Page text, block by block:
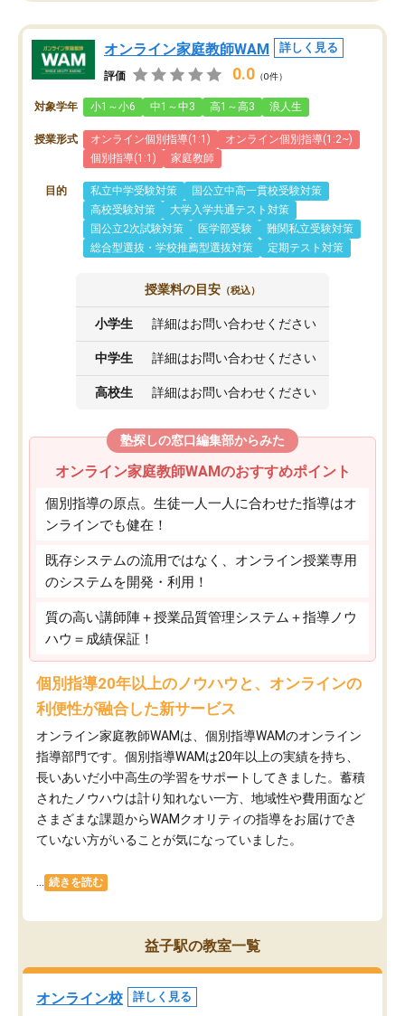
オンライン家庭教師WAM 詳しく見る
評価 0.0 （0件）
対象学年 小1～小6 中1～中3 高1～高3 浪人生
授業形式 オンライン個別指導(1:1)
オンライン個別指導(1:2~)
個別指導(1:1)
家庭教師
目的 私立中学受験対策
国公立中高一貫校受験対策
高校受験対策
大学入学共通テスト対策
国公立2次試験対策
医学部受験
難関私立受験対策
総合型選抜・学校推薦型選抜対策
定期テスト対策
授業料の目安 （税込）
小学生 詳細はお問い合わせください
中学生 詳細はお問い合わせください
高校生 詳細はお問い合わせください
塾探しの窓口編集部からみた
オンライン家庭教師WAMのおすすめポイント
個別指導の原点。生徒一人一人に合わせた指導はオ
ンラインでも健在！
既存システムの流用ではなく、オンライン授業専用
のシステムを開発・利用！
質の高い講師陣＋授業品質管理システム＋指導ノウ
ハウ＝成績保証！
個別指導20年以上のノウハウと、オンラインの
利便性が融合した新サービス
オンライン家庭教師WAMは、個別指導WAMのオンライン
指導部門です。個別指導WAMは20年以上の実績を持ち、
長いあいだ小中高生の学習をサポートしてきました。蓄積
されたノウハウは計り知れない一方、地域性や費用面など
さまざまな課題からWAMクオリティの指導をお届けでき
ていない方がいることが気になっていました。
続きを読む
益子駅の教室一覧
オンライン校 詳しく見る